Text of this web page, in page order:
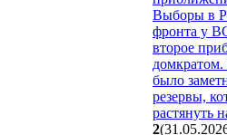
Выборы в
фронта у
второе
было
резервы,
растянуть
2